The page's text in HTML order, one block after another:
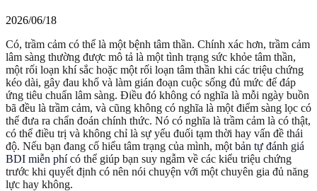
2026/06/18
Có, trầm cảm có thể là một bệnh tâm thần. Chính xác hơn, trầm cảm
lâm sàng thường được mô tả là một tình trạng sức khỏe tâm thần,
một rối loạn khí sắc hoặc một rối loạn tâm thần khi các triệu chứng
kéo dài, gây đau khổ và làm gián đoạn cuộc sống đủ mức để đáp
ứng tiêu chuẩn lâm sàng. Điều đó không có nghĩa là mỗi ngày buồn
bã đều là trầm cảm, và cũng không có nghĩa là một điểm sàng lọc có
thể đưa ra chẩn đoán chính thức. Nó có nghĩa là trầm cảm là có thật,
có thể điều trị và không chỉ là sự yếu đuối tạm thời hay vấn đề thái
độ. Nếu bạn đang cố hiểu tâm trạng của mình, một bản tự đánh giá
BDI miễn phícó thể giúp bạn suy ngẫm về các kiểu triệu chứng
trước khi quyết định có nên nói chuyện với một chuyên gia đủ năng
lực hay không.